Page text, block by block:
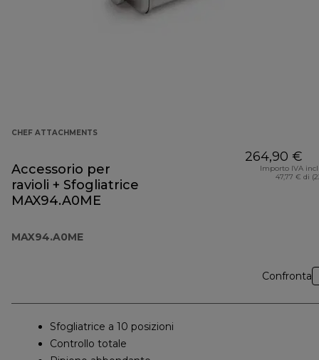
CHEF ATTACHMENTS
Accessorio per
ravioli + Sfogliatrice
MAX94.A0ME
MAX94.A0ME
264,90 €
Importo IVA
47,77 € di
Confronta
Sfogliatrice a 10 posizioni
Controllo totale